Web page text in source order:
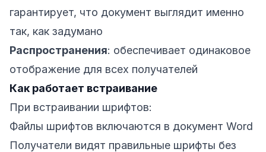
гарантирует, что документ выглядит именно
так, как задумано
Распространения: обеспечивает одинаковое
отображение для всех получателей
Как работает встраивание
При встраивании шрифтов:
Файлы шрифтов включаются в документ Word
Получатели видят правильные шрифты без